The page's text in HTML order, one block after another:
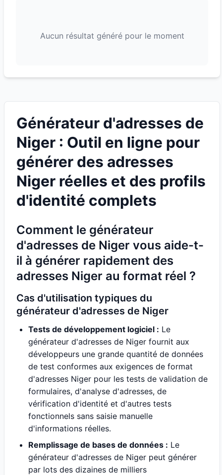
Aucun résultat généré pour le moment
Générateur d'adresses de
Niger : Outil en ligne pour
générer des adresses
Niger réelles et des profils
d'identité complets
Comment le générateur
d'adresses de Niger vous aide-t-
il à générer rapidement des
adresses Niger au format réel ?
Cas d'utilisation typiques du
générateur d'adresses de Niger
Tests de développement logiciel : Le
générateur d'adresses de Niger fournit aux
développeurs une grande quantité de données
de test conformes aux exigences de format
d'adresses Niger pour les tests de validation de
formulaires, d'analyse d'adresses, de
vérification d'identité et d'autres tests
fonctionnels sans saisie manuelle
d'informations réelles.
Remplissage de bases de données : Le
générateur d'adresses de Niger peut générer
par lots des dizaines de milliers